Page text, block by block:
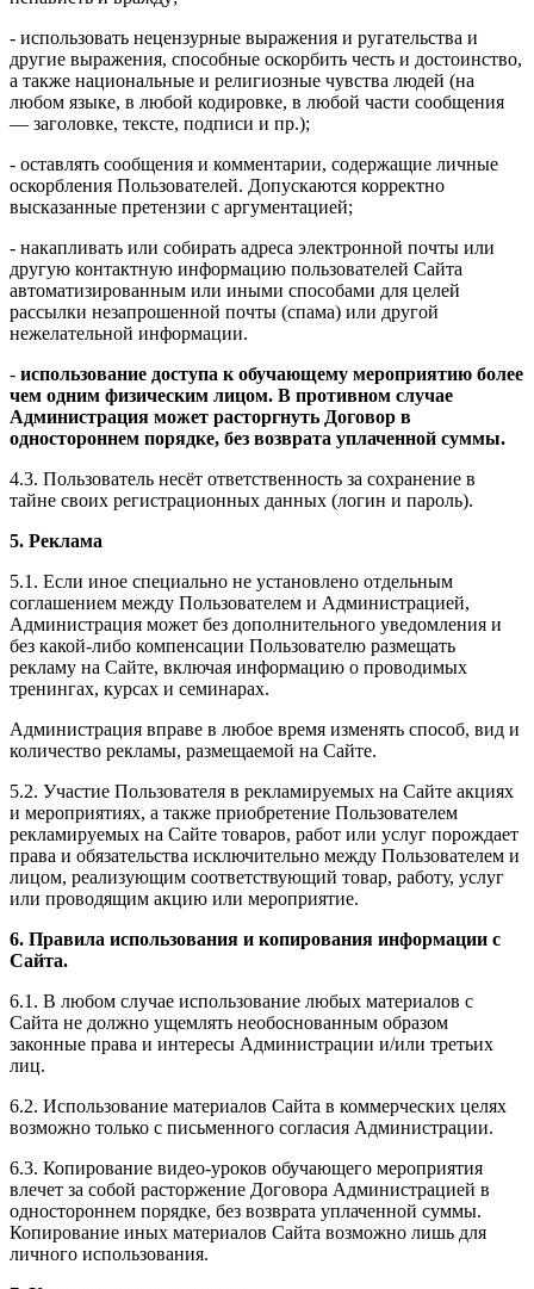
- использовать нецензурные выражения и ругательства и
другие выражения, способные оскорбить честь и достоинство,
а также национальные и религиозные чувства людей (на
любом языке, в любой кодировке, в любой части сообщения
— заголовке, тексте, подписи и пр.);
- оставлять сообщения и комментарии, содержащие личные
оскорбления Пользователей. Допускаются корректно
высказанные претензии с аргументацией;
- накапливать или собирать адреса электронной почты или
другую контактную информацию пользователей Сайта
автоматизированным или иными способами для целей
рассылки незапрошенной почты (спама) или другой
нежелательной информации.
- использование доступа к обучающему мероприятию более
чем одним физическим лицом. В противном случае
Администрация может расторгнуть Договор в
одностороннем порядке, без возврата уплаченной суммы.
4.3. Пользователь несёт ответственность за сохранение в
тайне своих регистрационных данных (логин и пароль).
5. Реклама
5.1. Если иное специально не установлено отдельным
соглашением между Пользователем и Администрацией,
Администрация может без дополнительного уведомления и
без какой-либо компенсации Пользователю размещать
рекламу на Сайте, включая информацию о проводимых
тренингах, курсах и семинарах.
Администрация вправе в любое время изменять способ, вид и
количество рекламы, размещаемой на Сайте.
5.2. Участие Пользователя в рекламируемых на Сайте акциях
и мероприятиях, а также приобретение Пользователем
рекламируемых на Сайте товаров, работ или услуг порождает
права и обязательства исключительно между Пользователем и
лицом, реализующим соответствующий товар, работу, услуг
или проводящим акцию или мероприятие.
6. Правила использования и копирования информации с
Сайта.
6.1. В любом случае использование любых материалов с
Сайта не должно ущемлять необоснованным образом
законные права и интересы Администрации и/или третьих
лиц.
6.2. Использование материалов Сайта в коммерческих целях
возможно только с письменного согласия Администрации.
6.3. Копирование видео-уроков обучающего мероприятия
влечет за собой расторжение Договора Администрацией в
одностороннем порядке, без возврата уплаченной суммы.
Копирование иных материалов Сайта возможно лишь для
личного использования.